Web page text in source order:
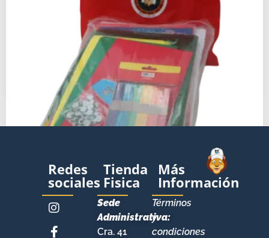
KIT DE ARTE PREESCOLAR WALKERS – STEP B
70.000,00
Añadir al carrito
Redes
sociales
Tienda
Fisica
Sede
Administrativa:
Cra. 41
Más
Información
Términos
y
condiciones